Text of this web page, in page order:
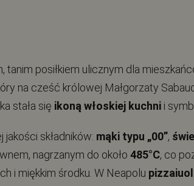
tanim posiłkiem ulicznym dla
na cześć królowej Małgorzaty
stała się ikoną włoskiej kuchni i
składników: mąki typu „00”,
nagrzanym do około 485°C, co
i miękkim środku. W Neapolu